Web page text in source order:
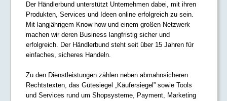
Der Händlerbund unterstützt Unternehmen dabei, mit ihren
Produkten, Services und Ideen online erfolgreich zu sein.
Mit langjährigem Know-how und einem großen Netzwerk
machen wir deren Business langfristig sicher und
erfolgreich. Der Händlerbund steht seit über 15 Jahren für
einfaches, sicheres Handeln.
Zu den Dienstleistungen zählen neben abmahnsicheren
Rechtstexten, das Gütesiegel „Käufersiegel” sowie Tools
und Services rund um Shopsysteme, Payment, Marketing